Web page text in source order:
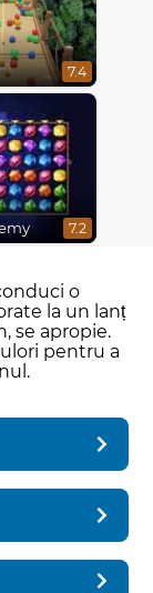
7.4
7.2
o
la un lanț
se apropie.
pentru a